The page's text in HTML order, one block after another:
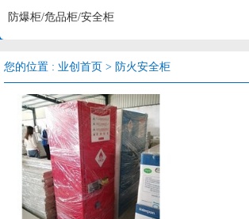
防爆柜/危品柜/安全柜
您的位置 : 业创首页 > 防火安全柜